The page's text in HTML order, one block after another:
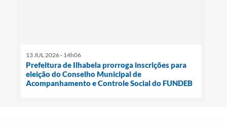
13 JUL 2026 - 14h06
Prefeitura de Ilhabela prorroga inscrições para
eleição do Conselho Municipal de
Acompanhamento e Controle Social do FUNDEB